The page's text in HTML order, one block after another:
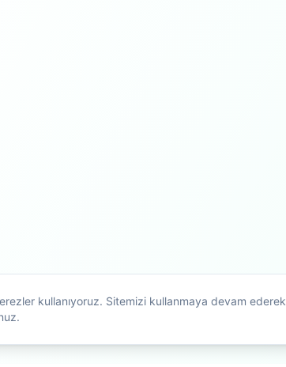
kullanıyoruz. Sitemizi kullanmaya devam ederek